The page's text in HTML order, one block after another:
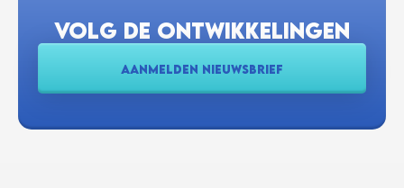
VOLG DE ONTWIKKELINGEN
AANMELDEN NIEUWSBRIEF